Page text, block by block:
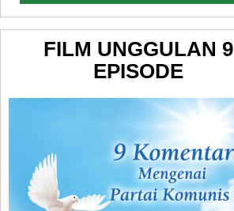
FILM UNGGULAN 9
EPISODE